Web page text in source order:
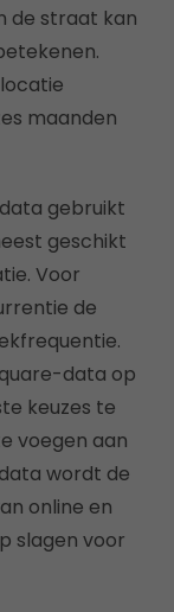
de straat kan
maanden
gebruikt
geschikt
Voor
de
data op
keuzes te
voegen aan
wordt de
online en
slagen voor